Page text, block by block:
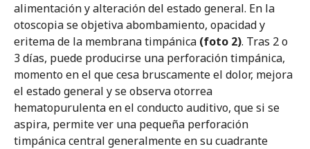
alimentación y alteración del estado general. En la
otoscopia se objetiva abombamiento, opacidad y
eritema de la membrana timpánica (foto 2). Tras 2 o
3 días, puede producirse una perforación timpánica,
momento en el que cesa bruscamente el dolor, mejora
el estado general y se observa otorrea
hematopurulenta en el conducto auditivo, que si se
aspira, permite ver una pequeña perforación
timpánica central generalmente en su cuadrante